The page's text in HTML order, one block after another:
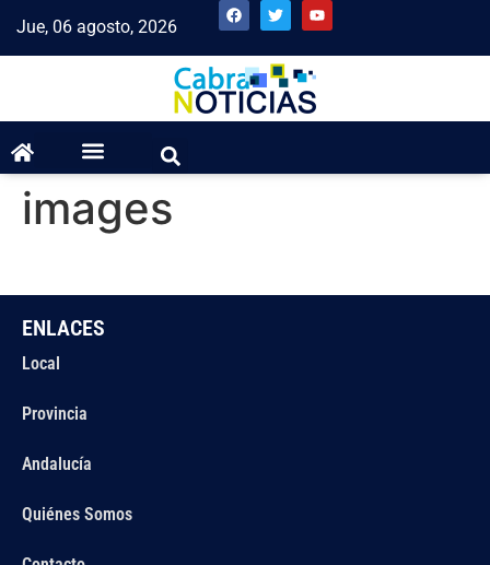
Jue, 06 agosto, 2026
images
ENLACES
Local
Provincia
Andalucía
Quiénes Somos